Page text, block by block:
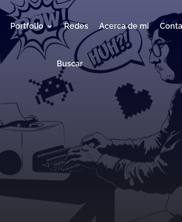
Portfolio Redes Acerca de mi
Buscar